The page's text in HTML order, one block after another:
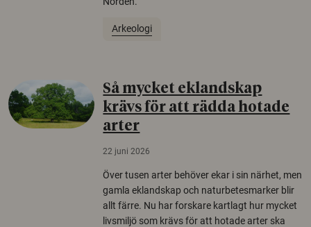
Arkeologi
Så mycket eklandskap
krävs för att rädda hotade
arter
22 juni 2026
Över tusen arter behöver ekar i sin närhet, men
gamla eklandskap och naturbetesmarker blir
allt färre. Nu har forskare kartlagt hur mycket
livsmiljö som krävs för att hotade arter ska